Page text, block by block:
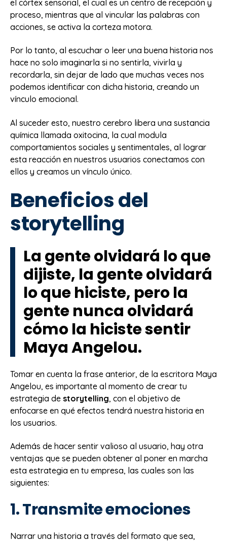
el córtex sensorial, el cual es un centro de recepción y
proceso, mientras que al vincular las palabras con
acciones, se activa la corteza motora.
Por lo tanto, al escuchar o leer una buena historia nos
hace no solo imaginarla si no sentirla, vivirla y
recordarla, sin dejar de lado que muchas veces nos
podemos identificar con dicha historia, creando un
vínculo emocional.
Al suceder esto, nuestro cerebro libera una sustancia
química llamada oxitocina, la cual modula
comportamientos sociales y sentimentales, al lograr
esta reacción en nuestros usuarios conectamos con
ellos y creamos un vínculo único.
Beneficios del
storytelling
La gente olvidará lo que
dijiste, la gente olvidará
lo que hiciste, pero la
gente nunca olvidará
cómo la hiciste sentir
Maya Angelou.
Tomar en cuenta la frase anterior, de la escritora Maya
Angelou, es importante al momento de crear tu
estrategia de storytelling, con el objetivo de
enfocarse en qué efectos tendrá nuestra historia en
los usuarios.
Además de hacer sentir valioso al usuario, hay otra
ventajas que se pueden obtener al poner en marcha
esta estrategia en tu empresa, las cuales son las
siguientes:
1. Transmite emociones
Narrar una historia a través del formato que sea,